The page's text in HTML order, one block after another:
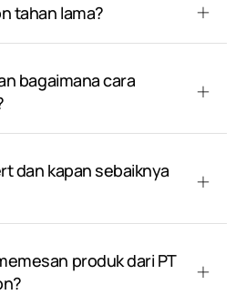
tahan lama?
bagaimana cara
dan kapan sebaiknya
produk dari PT